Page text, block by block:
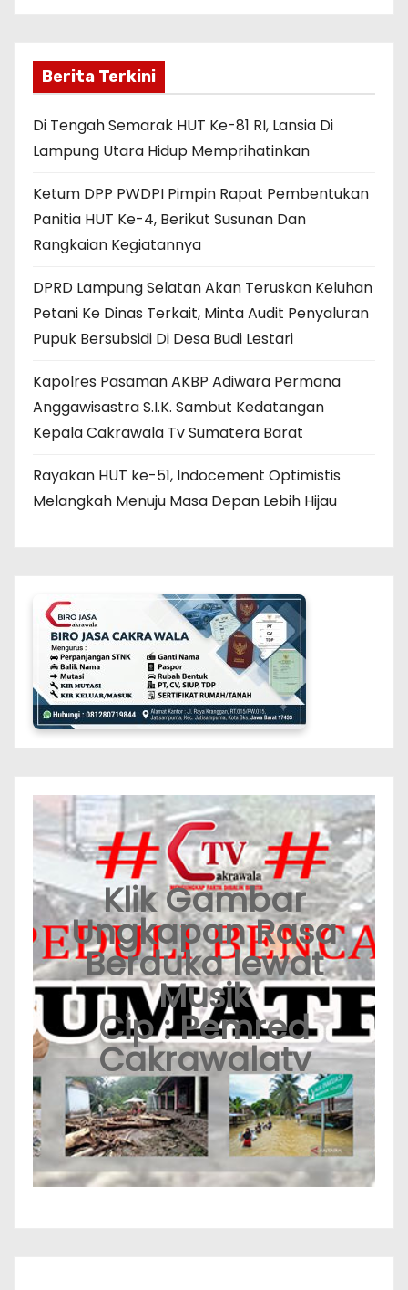
Berita Terkini
Di Tengah Semarak HUT Ke-81 RI, Lansia Di
Lampung Utara Hidup Memprihatinkan
Ketum DPP PWDPI Pimpin Rapat Pembentukan
Panitia HUT Ke-4, Berikut Susunan Dan
Rangkaian Kegiatannya
DPRD Lampung Selatan Akan Teruskan Keluhan
Petani Ke Dinas Terkait, Minta Audit Penyaluran
Pupuk Bersubsidi Di Desa Budi Lestari
Kapolres Pasaman AKBP Adiwara Permana
Anggawisastra S.I.K. Sambut Kedatangan
Kepala Cakrawala Tv Sumatera Barat
Rayakan HUT ke-51, Indocement Optimistis
Melangkah Menuju Masa Depan Lebih Hijau
Klik Gambar
Ungkapan Rasa
Berduka lewat
Musik
Cip : Pemred
Cakrawalatv